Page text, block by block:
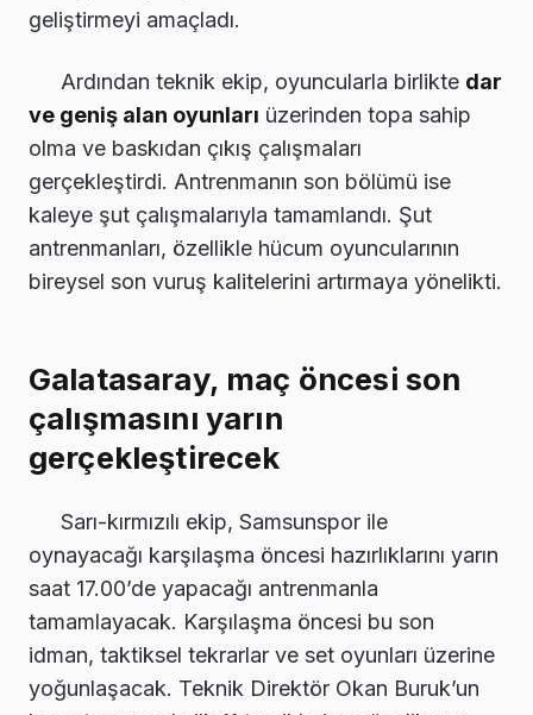
geliştirmeyi amaçladı.
Ardından teknik ekip, oyuncularla birlikte dar
ve geniş alan oyunları üzerinden topa sahip
olma ve baskıdan çıkış çalışmaları
gerçekleştirdi. Antrenmanın son bölümü ise
kaleye şut çalışmalarıyla tamamlandı. Şut
antrenmanları, özellikle hücum oyuncularının
bireysel son vuruş kalitelerini artırmaya yönelikti.
Galatasaray, maç öncesi son
çalışmasını yarın
gerçekleştirecek
Sarı-kırmızılı ekip, Samsunspor ile
oynayacağı karşılaşma öncesi hazırlıklarını yarın
saat 17.00’de yapacağı antrenmanla
tamamlayacak. Karşılaşma öncesi bu son
idman, taktiksel tekrarlar ve set oyunları üzerine
yoğunlaşacak. Teknik Direktör Okan Buruk’un